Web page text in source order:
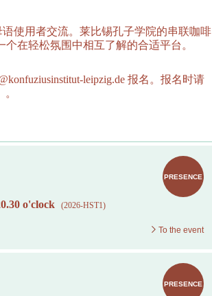
使用者交流。莱比锡孔子学院的串联咖啡
个在轻松氛围中相互了解的合适平台。
leipzig.de 报名。报名时请
PRESENCE
o'clock (2026-HST1)
To the event
PRESENCE